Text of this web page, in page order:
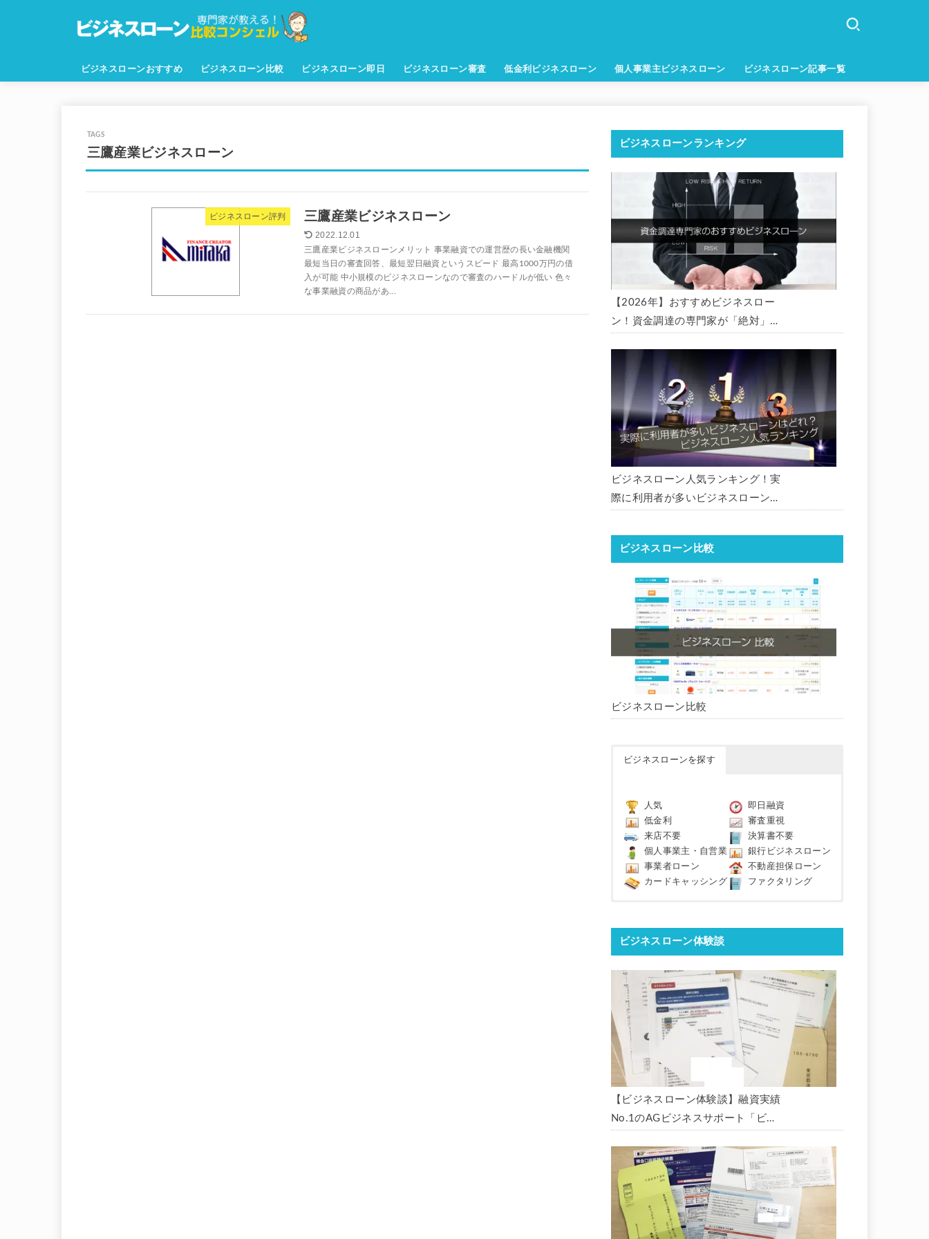
ビジネスローンおすすめ ビジネスローン比較 ビジネスローン即日 ビジネスローン審査 低金利ビジネスローン 個人事業主ビジネスローン ビジネスローン記事一覧
三鷹産業ビジネスローン
ビジネスローン評判 三鷹産業ビジネスローン
2022.12.01
三鷹産業ビジネスローンメリット 事業融資での運営歴の長い金融機関
最短当日の審査回答、最短翌日融資というスピード 最高1000万円の借
入が可能 中小規模のビジネスローンなので審査のハードルが低い 色々
な事業融資の商品があ...
ビジネスローンランキング
【2026年】おすすめビジネスロー
ン！資金調達の専門家が「絶対」に
業者ローン・商工ローンランキング
ビジネスローン人気ランキング！実
際に利用者が多いビジネスローンは
【2026年版】
ビジネスローン比較
ビジネスローン比較
ビジネスローンを探す
人気
即日融資
低金利
審査重視
来店不要
決算書不要
個人事業主・自営業
銀行ビジネスローン
事業者ローン
不動産担保ローン
カードキャッシング
ファクタリング
ビジネスローン体験談
【ビジネスローン体験談】融資実績
No.1のAGビジネスサポート「ビジ
枠で翌日に借りられました。全手順
を丁寧に解説します。